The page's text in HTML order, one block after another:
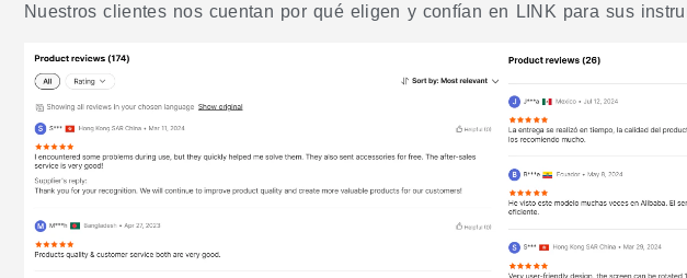
Nuestros clientes nos cuentan por qué eligen y confían en LINK para sus